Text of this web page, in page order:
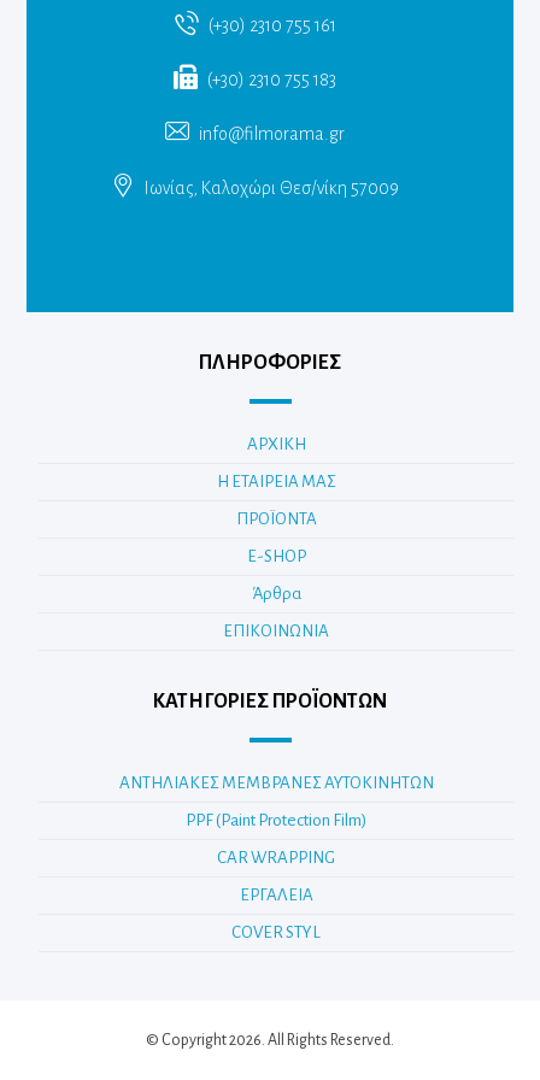
(+30) 2310 755 161
(+30) 2310 755 183
info@filmorama.gr
Ιωνίας, Καλοχώρι Θεσ/νίκη 57009
ΠΛΗΡΟΦΟΡΙΕΣ
ΑΡΧΙΚΗ
Η ΕΤΑΙΡΕΙΑ ΜΑΣ
ΠΡΟΪΟΝΤΑ
E-SHOP
Άρθρα
ΕΠΙΚΟΙΝΩΝΙΑ
ΚΑΤΗΓΟΡΊΕΣ ΠΡΟΪΌΝΤΩΝ
ΑΝΤΗΛΙΑΚΕΣ ΜΕΜΒΡΑΝΕΣ ΑΥΤΟΚΙΝΗΤΩΝ
PPF (Paint Protection Film)
CAR WRAPPING
ΕΡΓΑΛΕΙΑ
COVER STYL
© Copyright 2026. All Rights Reserved.